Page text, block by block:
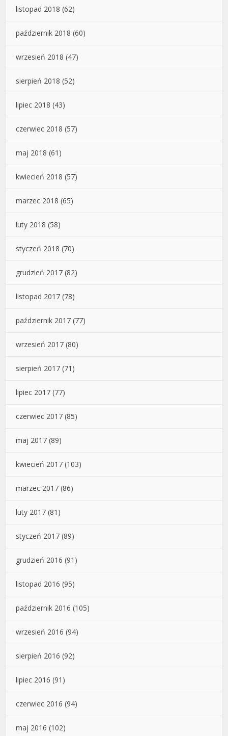
listopad 2018 (62)
październik 2018 (60)
wrzesień 2018 (47)
sierpień 2018 (52)
lipiec 2018 (43)
czerwiec 2018 (57)
maj 2018 (61)
kwiecień 2018 (57)
marzec 2018 (65)
luty 2018 (58)
styczeń 2018 (70)
grudzień 2017 (82)
listopad 2017 (78)
październik 2017 (77)
wrzesień 2017 (80)
sierpień 2017 (71)
lipiec 2017 (77)
czerwiec 2017 (85)
maj 2017 (89)
kwiecień 2017 (103)
marzec 2017 (86)
luty 2017 (81)
styczeń 2017 (89)
grudzień 2016 (91)
listopad 2016 (95)
październik 2016 (105)
wrzesień 2016 (94)
sierpień 2016 (92)
lipiec 2016 (91)
czerwiec 2016 (94)
maj 2016 (102)